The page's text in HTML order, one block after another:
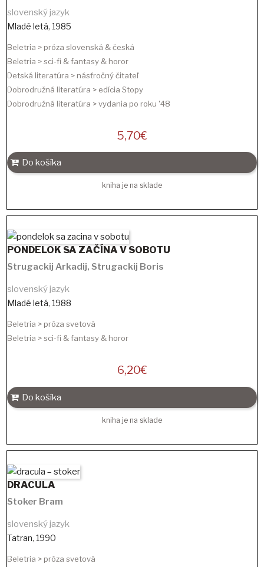
slovenský jazyk
Mladé letá, 1985
Beletria > próza slovenská & česká
Beletria > sci-fi & fantasy & horor
Detská literatúra > násťročný čitateľ
Dobrodružná literatúra > edícia Stopy
Dobrodružná literatúra > vydania po roku '48
5,70€
Do košíka
kniha je na sklade
PONDELOK SA ZAČÍNA V SOBOTU
Strugackij Arkadij, Strugackij Boris
slovenský jazyk
Mladé letá, 1988
Beletria > próza svetová
Beletria > sci-fi & fantasy & horor
6,20€
Do košíka
kniha je na sklade
DRACULA
Stoker Bram
slovenský jazyk
Tatran, 1990
Beletria > próza svetová